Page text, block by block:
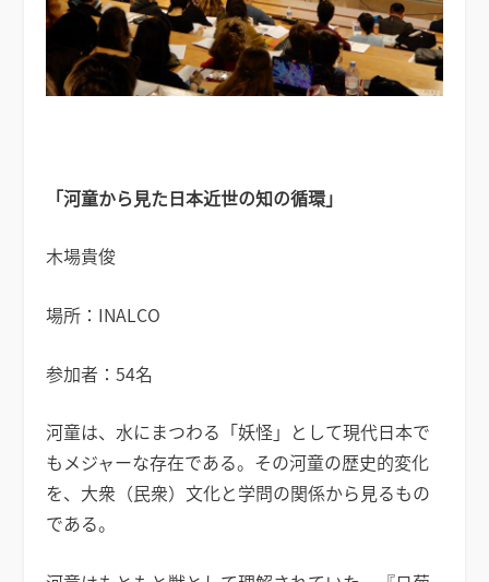
「河童から見た日本近世の知の循環」
木場貴俊
場所：INALCO
参加者：54名
河童は、水にまつわる「妖怪」として現代日本で
もメジャーな存在である。その河童の歴史的変化
を、大衆（民衆）文化と学問の関係から見るもの
である。